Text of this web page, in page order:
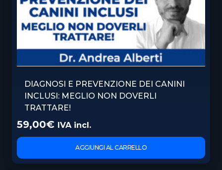
DIAGNOSI E PREVENZIONE DEI CANINI
INCLUSI: MEGLIO NON DOVERLI
TRATTARE!
59,00€ IVA incl.
AGGIUNGI AL CARRELLO